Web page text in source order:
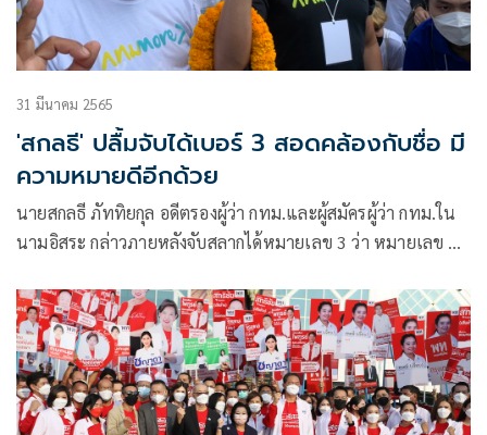
31 มีนาคม 2565
'สกลธี' ปลื้มจับได้เบอร์ 3 สอดคล้องกับชื่อ มี
ความหมายดีอีกด้วย
นายสกลธี ภัททิยกุล อดีตรองผู้ว่า กทม.และผู้สมัครผู้ว่า กทม.ใน
นามอิสระ กล่าวภายหลังจับสลากได้หมายเลข 3 ว่า หมายเลข 3